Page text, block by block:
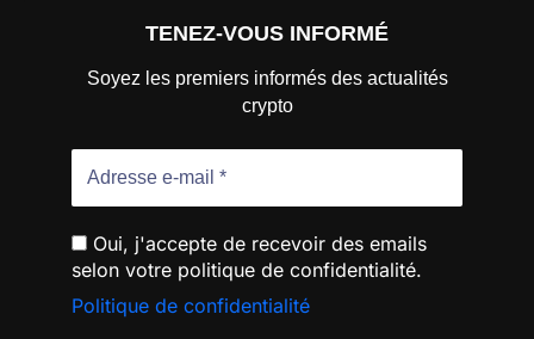
TENEZ-VOUS INFORMÉ
Soyez les premiers informés des actualités
crypto
Oui, j'accepte de recevoir des emails
selon votre politique de confidentialité.
Politique de confidentialité